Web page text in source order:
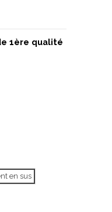
1ère qualité
en sus